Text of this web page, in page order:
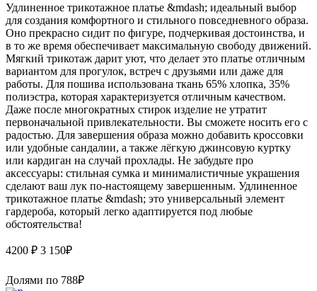
Удлиненное трикотажное платье &mdash; идеальный выбор
для создания комфортного и стильного повседневного образа.
Оно прекрасно сидит по фигуре, подчеркивая достоинства, и
в то же время обеспечивает максимальную свободу движений.
Мягкий трикотаж дарит уют, что делает это платье отличным
вариантом для прогулок, встреч с друзьями или даже для
работы. Для пошива использована ткань 65% хлопка, 35%
полиэстра, которая характеризуется отличным качеством.
Даже после многократных стирок изделие не утратит
первоначальной привлекательности. Вы сможете носить его с
радостью. Для завершения образа можно добавить кроссовки
или удобные сандалии, а также лёгкую джинсовую куртку
или кардиган на случай прохлады. Не забудьте про
аксессуары: стильная сумка и минималистичные украшения
сделают ваш лук по-настоящему завершенным. Удлиненное
трикотажное платье &mdash; это универсальный элемент
гардероба, который легко адаптируется под любые
обстоятельства!
4200 ₽ 3 150₽
Долями по 788₽